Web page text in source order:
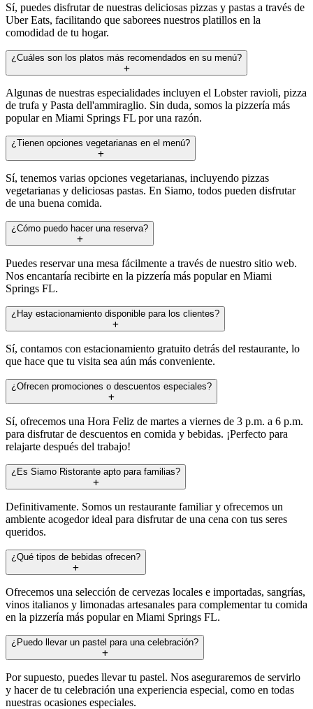
Sí, puedes disfrutar de nuestras deliciosas pizzas y pastas a través de
Uber Eats, facilitando que saborees nuestros platillos en la
comodidad de tu hogar.
¿Cuáles son los platos más recomendados en su menú?
Algunas de nuestras especialidades incluyen el Lobster ravioli, pizza
de trufa y Pasta dell'ammiraglio. Sin duda, somos la pizzería más
popular en Miami Springs FL por una razón.
¿Tienen opciones vegetarianas en el menú?
Sí, tenemos varias opciones vegetarianas, incluyendo pizzas
vegetarianas y deliciosas pastas. En Siamo, todos pueden disfrutar
de una buena comida.
¿Cómo puedo hacer una reserva?
Puedes reservar una mesa fácilmente a través de nuestro sitio web.
Nos encantaría recibirte en la pizzería más popular en Miami
Springs FL.
¿Hay estacionamiento disponible para los clientes?
Sí, contamos con estacionamiento gratuito detrás del restaurante, lo
que hace que tu visita sea aún más conveniente.
¿Ofrecen promociones o descuentos especiales?
Sí, ofrecemos una Hora Feliz de martes a viernes de 3 p.m. a 6 p.m.
para disfrutar de descuentos en comida y bebidas. ¡Perfecto para
relajarte después del trabajo!
¿Es Siamo Ristorante apto para familias?
Definitivamente. Somos un restaurante familiar y ofrecemos un
ambiente acogedor ideal para disfrutar de una cena con tus seres
queridos.
¿Qué tipos de bebidas ofrecen?
Ofrecemos una selección de cervezas locales e importadas, sangrías,
vinos italianos y limonadas artesanales para complementar tu comida
en la pizzería más popular en Miami Springs FL.
¿Puedo llevar un pastel para una celebración?
Por supuesto, puedes llevar tu pastel. Nos aseguraremos de servirlo
y hacer de tu celebración una experiencia especial, como en todas
nuestras ocasiones especiales.